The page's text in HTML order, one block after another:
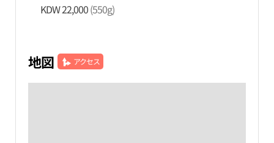
KDW 22,000(550g)
地図 アクセス